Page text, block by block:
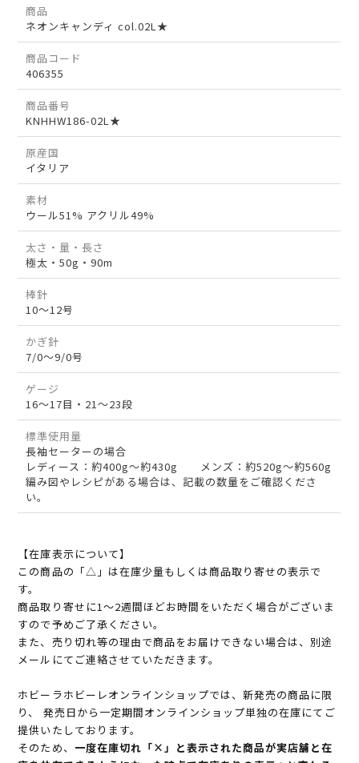
商品
ネオンキャンディ col.02L★
商品コード
406355
商品番号
KNHHW186-02L★
原産国
イタリア
素材
ウール51% アクリル49%
太さ・量・長さ
極太・50g・90m
棒針
10～12号
かぎ針
7/0～9/0号
ゲージ
16～17目・21～23段
標準使用量
長袖セーターの場合
レディース：約400g～約430g メンズ：約520g～約560g
編み図やレシピがある場合は、記載の数量をご確認くださ
い。
【在庫表示について】
この商品の「△」は在庫少量もしくは商品取り寄せの表示で
す。
商品取り寄せに1～2週間ほどお時間をいただく場合がございま
すので予めご了承ください。
また、売り切れ等の理由で商品をお届けできない場合は、別途
メールにてご連絡させていただきます。
ホビーラホビーレオンラインショップでは、新発売の商品に限
り、 発売日から一定期間オンラインショップ単独の在庫にてご
提供いたしております。
そのため、 一度在庫切れ「×」と表示された商品が実店舗と在